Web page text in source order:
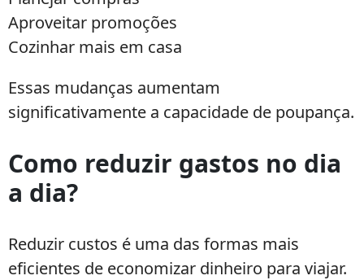
Aproveitar promoções
Cozinhar mais em casa
Essas mudanças aumentam
significativamente a capacidade de poupança.
Como reduzir gastos no dia
a dia?
Reduzir custos é uma das formas mais
eficientes de economizar dinheiro para viajar.